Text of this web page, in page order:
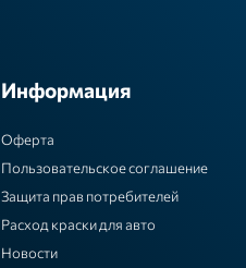
Информация
Оферта
Пользовательское соглашение
Защита прав потребителей
Расход краски для авто
Новости